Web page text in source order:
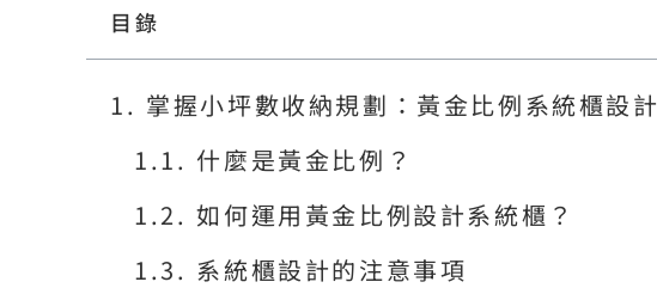
目錄
掌握小坪數收納規劃：黃金比例系統櫃設計
什麼是黃金比例？
如何運用黃金比例設計系統櫃？
系統櫃設計的注意事項